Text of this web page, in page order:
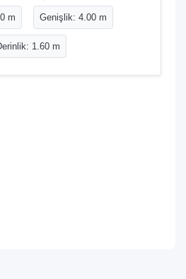
m Genişlik: 4.00 m
1.60 m